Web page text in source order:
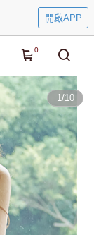
開啟APP
0
1/10